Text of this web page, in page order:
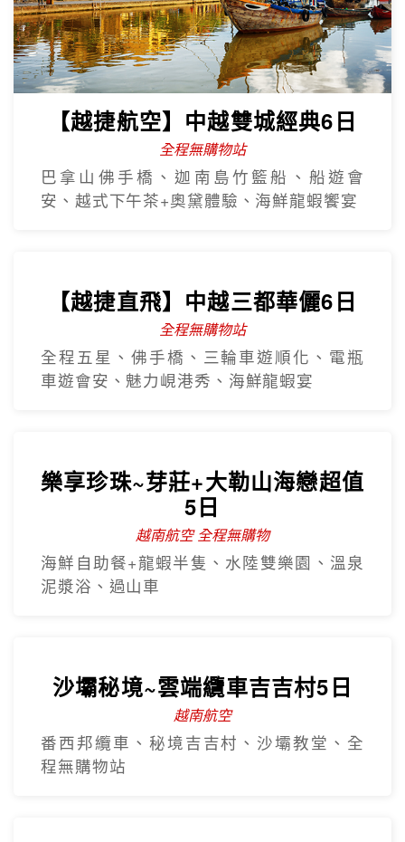
【越捷航空】中越雙城經典6日
全程無購物站
巴拿山佛手橋、迦南島竹籃船、船遊會
安、越式下午茶+奧黛體驗、海鮮龍蝦饗宴
【越捷直飛】中越三都華儷6日
全程無購物站
全程五星、佛手橋、三輪車遊順化、電瓶
車遊會安、魅力峴港秀、海鮮龍蝦宴
樂享珍珠~芽莊+大勒山海戀超值
5日
越南航空 全程無購物
海鮮自助餐+龍蝦半隻、水陸雙樂園、溫泉
泥漿浴、過山車
沙壩秘境~雲端纜車吉吉村5日
越南航空
番西邦纜車、秘境吉吉村、沙壩教堂、全
程無購物站